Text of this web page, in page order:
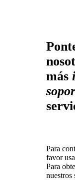
más
Para
favor
Para
nuestros